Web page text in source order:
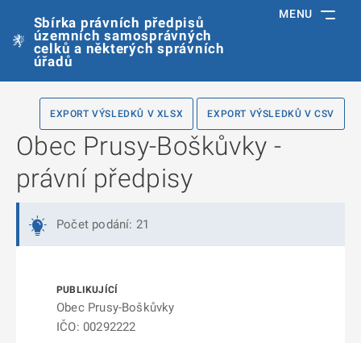
Sbírka právních předpisů
územních samosprávných
celků a některých správních
úřadů
MENU
EXPORT VÝSLEDKŮ V XLSX EXPORT VÝSLEDKŮ V CSV
Obec Prusy-Boškůvky -
právní předpisy
Počet podání: 21
Obec Prusy-Boškůvky
IČO: 00292222